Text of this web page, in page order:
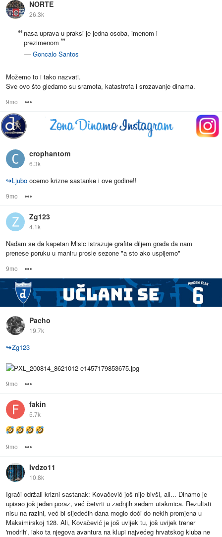
NORTE
26.3k
nasa uprava u praksi je jedna osoba, imenom i
prezimenom
— Goncalo Santos
Možemo to i tako nazvati.
Sve ovo što gledamo su sramota, katastrofa i srozavanje dinama.
9mo
crophantom
6.3k
↪Ljubo ocemo krizne sastanke i ove godine!!
9mo
Zg123
4.1k
Nadam se da kapetan Misic istrazuje grafite diljem grada da nam
prenese poruku u maniru prosle sezone "a sto ako uspijemo"
9mo
Pacho
19.7k
↪Zg123
9mo
fakin
5.7k
9mo
Ivdzo11
10.8k
Igrači održali krizni sastanak: Kovačević još nije bivši, ali... Dinamo je
upisao još jedan poraz, već četvrti u zadnjih sedam utakmica. Rezultati
nisu na razini, već bi sljedećih dana moglo doći do nekih promjena u
Maksimirskoj 128. Ali, Kovačević je još uvijek tu, još uvijek trener
'modrih', iako ta njegova avantura na klupi najvećeg hrvatskog kluba ne